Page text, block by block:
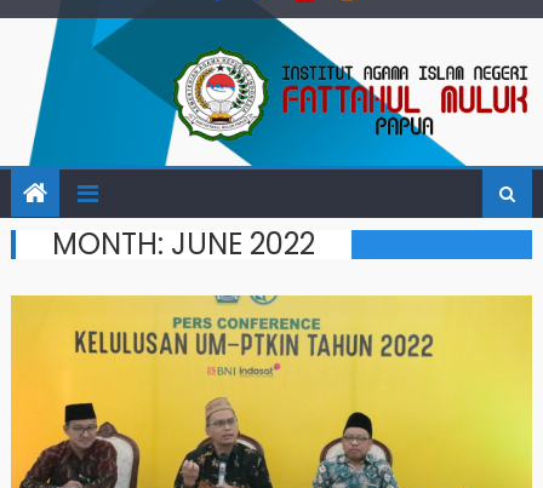
Masyarakat
PMB Jalur Mandiri: Peserta Ujian Dari Lanny Jaya Hingga
Maluku
MONTH: JUNE 2022